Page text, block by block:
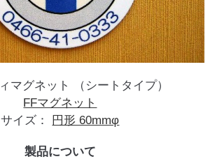
マグネット （シートタイプ）
FFマグネット
サイズ：
円形 60mmφ
製品について